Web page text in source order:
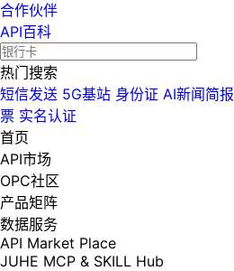
合作伙伴
API百科
热门搜索
短信发送 5G基站 身份证 AI新闻简报
票 实名认证
首页
API市场
OPC社区
产品矩阵
数据服务
API Market Place
JUHE MCP & SKILL Hub